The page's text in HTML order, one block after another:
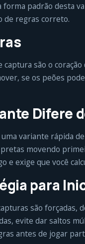
padrão desta
de regras correto.
captura são o
se os peões
Difere
variante rápida
movendo
e exige que você
para
são forçadas,
evite dar saltos
antes de jogar